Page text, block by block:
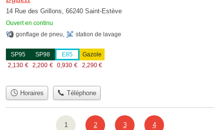
14 Rue des Grillons, 66240 Saint-Estève
Ouvert en continu
gonflage de pneu, station de lavage
SP95
2,130 €
SP98
2,200 €
E85
0,930 €
Gazole
2,290 €
Horaires Téléphone
1 2 3 4